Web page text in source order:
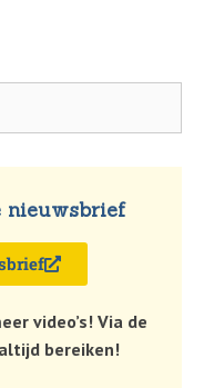
nieuwsbrief
video’s! Via de
bereiken!